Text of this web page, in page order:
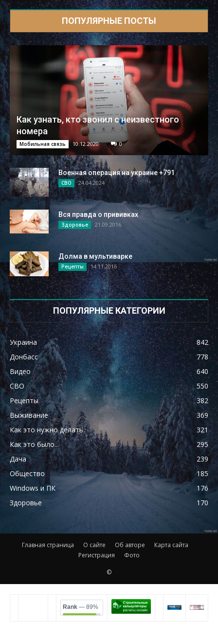
ПОПУЛЯРНЫЕ ПОСТЫ
Как узнать, кто звонил с неизвестного
номера
Мобильная связь 10.12.2020 0
Военная операция на украине +791
СВО 24.04.2024
Вся правда о прививках
Здоровье 21.09.2016
Долма в мультиварке
Рецепты 14.11.2016
ПОПУЛЯРНЫЕ КАТЕГОРИИ
Украина
842
Донбасс
778
Видео
640
СВО
550
Рецепты
382
Выживание
369
Как это нужно делать
321
Как это было...
295
Дача
239
Общество
185
Windows и ПК
176
Здоровье
170
Главная страница О сайте Об авторе
Карта сайта
Регистрация
Фото
©
Rank — 89%